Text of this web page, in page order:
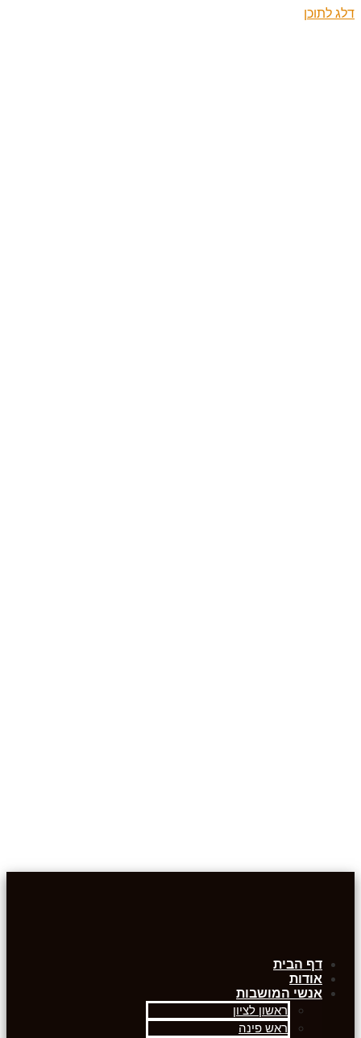
דלג לתוכן
דף הבית
אודות
אנשי המושבות
ראשון לציון
ראש פינה